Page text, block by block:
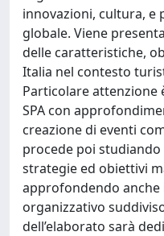
innovazioni, cultura, e
globale. Viene
delle caratteristiche,
Italia nel contesto
Particolare attenzione
SPA con
creazione di eventi
procede poi studiando
strategie ed obiettivi
approfondendo anche
organizzativo
dell’elaborato sarà